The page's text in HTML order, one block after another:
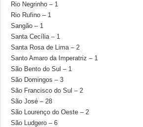
Rio Negrinho – 1
Rio Rufino – 1
Sangão – 1
Santa Cecília – 1
Santa Rosa de Lima – 2
Santo Amaro da Imperatriz – 1
São Bento do Sul – 1
São Domingos – 3
São Francisco do Sul – 2
São José – 28
São Lourenço do Oeste – 2
São Ludgero – 6